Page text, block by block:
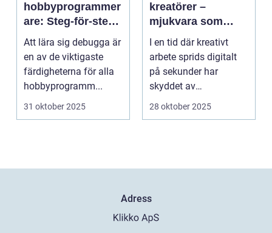
hobbyprogrammer
are: Steg-för-steg-
metoder
Att lära sig debugga är
en av de viktigaste
färdigheterna för alla
hobbyprogramm...
31 oktober 2025
kreatörer –
mjukvara som
skyddar
intellektuellt
kapital
I en tid där kreativt
arbete sprids digitalt
på sekunder har
skyddet av
intellektuellt ka...
28 oktober 2025
Adress